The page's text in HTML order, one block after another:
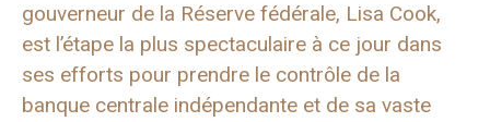
gouverneur de la Réserve fédérale, Lisa Cook,
est l’étape la plus spectaculaire à ce jour dans
ses efforts pour prendre le contrôle de la
banque centrale indépendante et de sa vaste